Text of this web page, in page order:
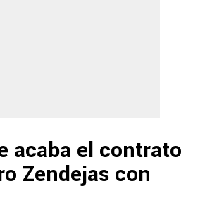
acaba el contrato
Zendejas con